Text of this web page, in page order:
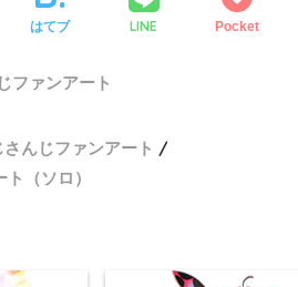
はてブ LINE Pocket
ファンアート
さんじファンアート
（ソロ）